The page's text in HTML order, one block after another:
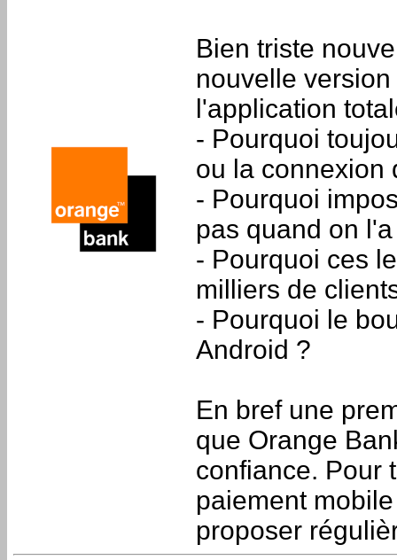
Bien triste
nouvelle
l'application
- Pourquoi
ou la connexion
- Pourquoi
pas quand on
- Pourquoi ces
milliers de
- Pourquoi le
Android ?
En bref une
que Orange
confiance. Pour
paiement
proposer